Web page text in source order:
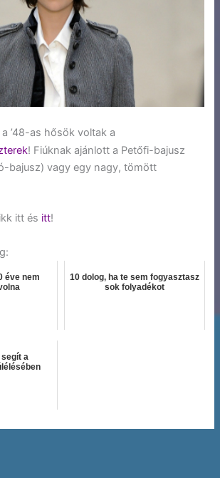
’48-as hősök voltak a
! Fiúknak ajánlott a Petőfi-bajusz
bajusz) vagy egy nagy, tömött
itt és itt!
éve nem
10 dolog, ha te sem fogyasztasz
sok folyadékot
segít a